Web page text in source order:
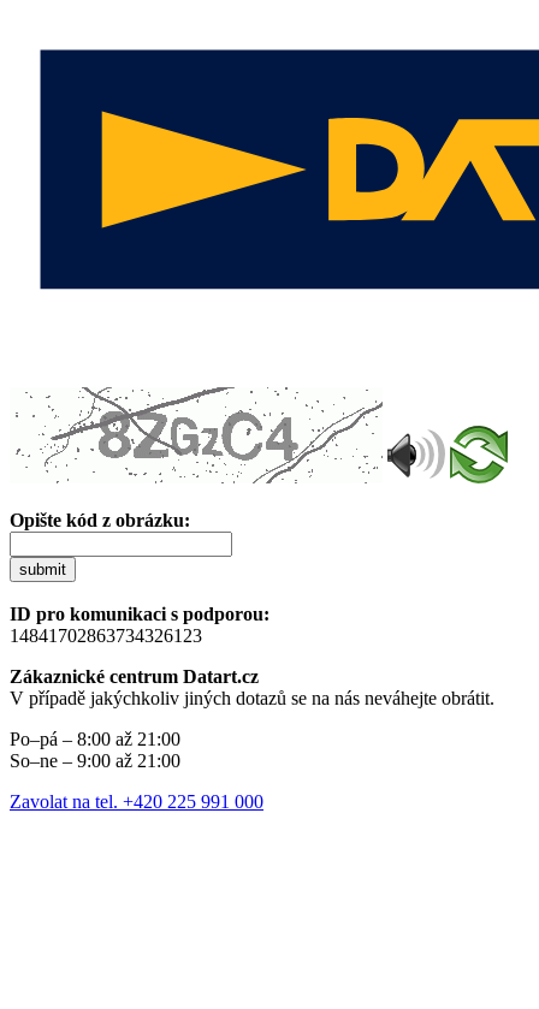
Opište kód z obrázku:
submit
ID pro komunikaci s podporou:
14841702863734326123
Zákaznické centrum Datart.cz
V případě jakýchkoliv jiných dotazů se na nás neváhejte obrátit.
Po–pá – 8:00 až 21:00
So–ne – 9:00 až 21:00
Zavolat na tel. +420 225 991 000